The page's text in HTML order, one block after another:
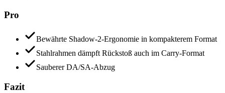
Pro
Bewährte Shadow-2-Ergonomie in kompakterem Format
Stahlrahmen dämpft Rückstoß auch im Carry-Format
Sauberer DA/SA-Abzug
Fazit